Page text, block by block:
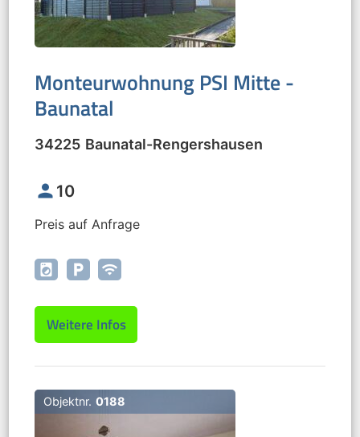
Monteurwohnung PSI Mitte -
Baunatal
34225 Baunatal-Rengershausen
person 10
Preis auf Anfrage
local_laundry_service local_parking wifi
Weitere Infos
Objektnr. 0188